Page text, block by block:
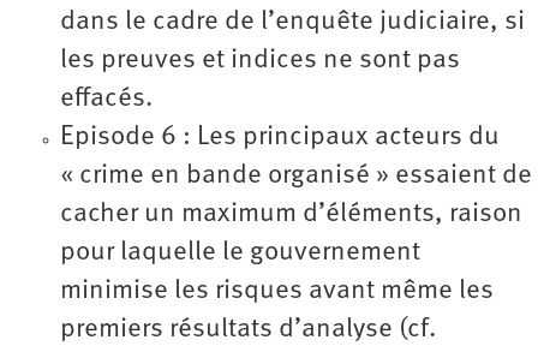
dans le cadre de l’enquête judiciaire, si
les preuves et indices ne sont pas
effacés.
Episode 6 : Les principaux acteurs du
« crime en bande organisé » essaient de
cacher un maximum d’éléments, raison
pour laquelle le gouvernement
minimise les risques avant même les
premiers résultats d’analyse (cf.